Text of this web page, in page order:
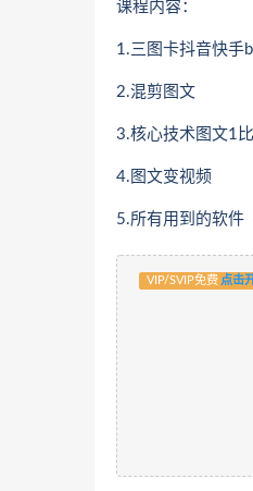
课程内容：
1.三图卡抖音快手
2.混剪图文
3.核心技术图文1
4.图文变视频
5.所有用到的软件
VIP/SVIP免费 点击